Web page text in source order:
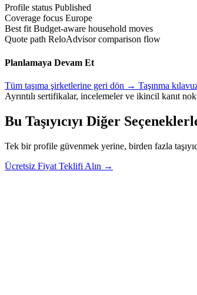
Profile status Published
Coverage focus Europe
Best fit Budget-aware household moves
Quote path ReloAdvisor comparison flow
Planlamaya Devam Et
Tüm taşıma şirketlerine geri dön → Taşınma
Ayrıntılı sertifikalar, incelemeler ve ikincil kanıt
Bu Taşıyıcıyı Diğer
Tek bir profile güvenmek yerine, birden fazla
Ücretsiz Fiyat Teklifi Alın →